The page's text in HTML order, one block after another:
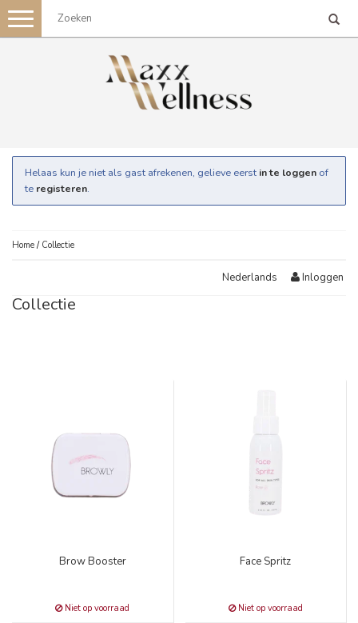
Toggle
navigation
Helaas kun je niet als gast afrekenen, gelieve eerst in te loggen of
te registeren.
Home / Collectie
Nederlands Inloggen
Collectie
Brow Booster
Niet op voorraad
Face Spritz
Niet op voorraad